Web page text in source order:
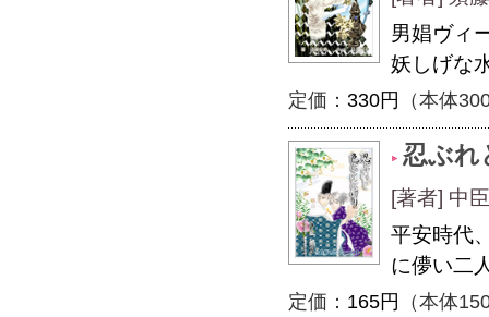
男娼ヴィ
妖しげな
定価： 330円 （本体
忍ぶれ
[著者] 中
平安時代
に儚い二
定価： 165円 （本体